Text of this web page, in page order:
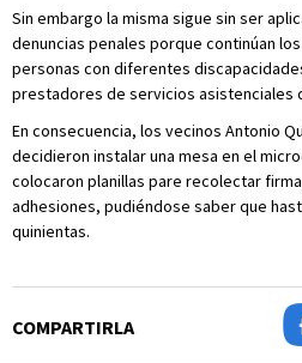
Sin embargo la misma sigue sin ser
denuncias penales porque continúan
personas con diferentes
prestadores de servicios asistenciales
En consecuencia, los vecinos Antonio
decidieron instalar una mesa en el
colocaron planillas pare recolectar
adhesiones, pudiéndose saber que
quinientas.
COMPARTIRLA